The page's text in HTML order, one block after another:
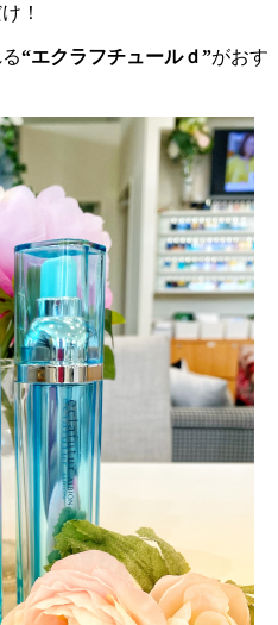
！
“エクラフチュールｄ”がおす